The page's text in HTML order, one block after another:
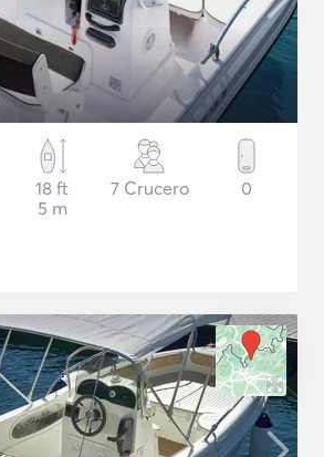
18 ft
5 m
7 Crucero 0